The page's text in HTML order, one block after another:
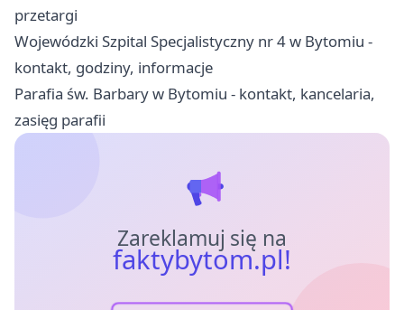
przetargi
Wojewódzki Szpital Specjalistyczny nr 4 w Bytomiu -
kontakt, godziny, informacje
Parafia św. Barbary w Bytomiu - kontakt, kancelaria,
zasięg parafii
Zareklamuj się na
faktybytom.pl!